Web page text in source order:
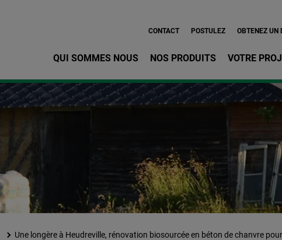
CONTACT POSTULEZ OBTENEZ UN
QUI SOMMES NOUS NOS PRODUITS VOTRE
Une longère à Heudreville, rénovation biosourcée en béton de chanvre